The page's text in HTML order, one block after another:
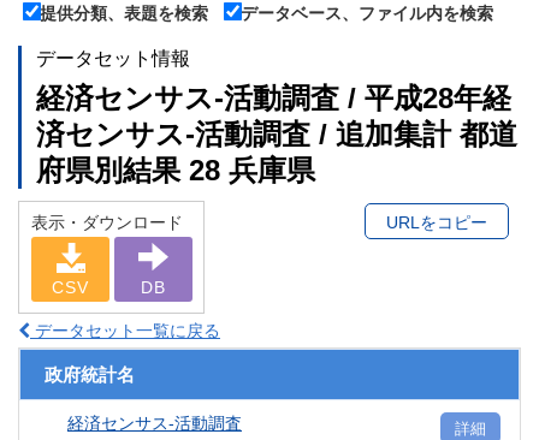
提供分類、表題を検索
データベース、ファイル内を検索
データセット情報
経済センサス‐活動調査 / 平成28年経
済センサス‐活動調査 / 追加集計 都道
府県別結果 28 兵庫県
表示・ダウンロード
CSV DB
URLをコピー
データセット一覧に戻る
政府統計名
経済センサス‐活動調査 詳細